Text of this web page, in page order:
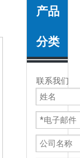
产品
分类
联系我们